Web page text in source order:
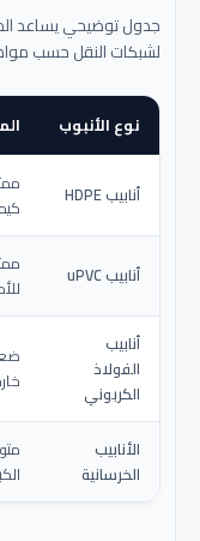
جدول توضيحي يساعد
لشبكات النقل حسب
نوع الأنبوب
أنابيب HDPE
أنابيب uPVC
أنابيب
الفولاذ
الكربوني
الأنابيب
الخرسانية